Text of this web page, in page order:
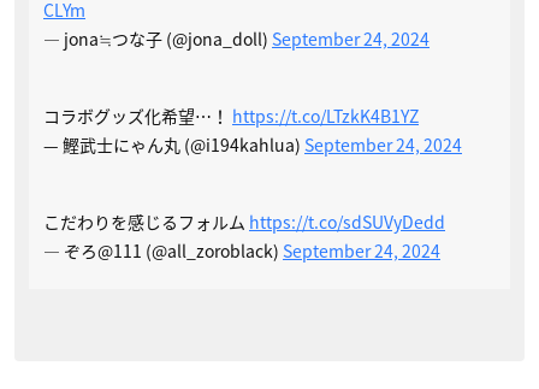
CLYm
— jona≒つな子 (@jona_doll) September 24, 2024
コラボグッズ化希望⋯！ https://t.co/LTzkK4B1YZ
— 鰹武士にゃん丸 (@i194kahlua) September 24, 2024
こだわりを感じるフォルム https://t.co/sdSUVyDedd
— ぞろ@111 (@all_zoroblack) September 24, 2024